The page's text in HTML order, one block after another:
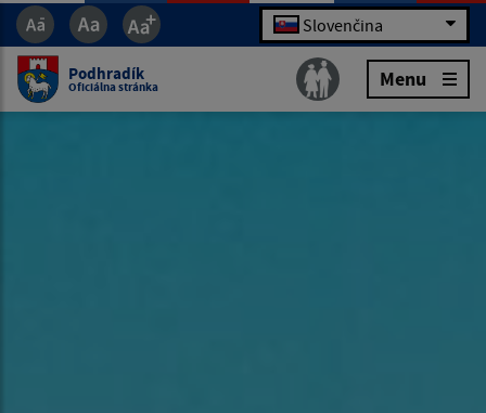
Slovenčina
Podhradík
Oficiálna stránka Menu